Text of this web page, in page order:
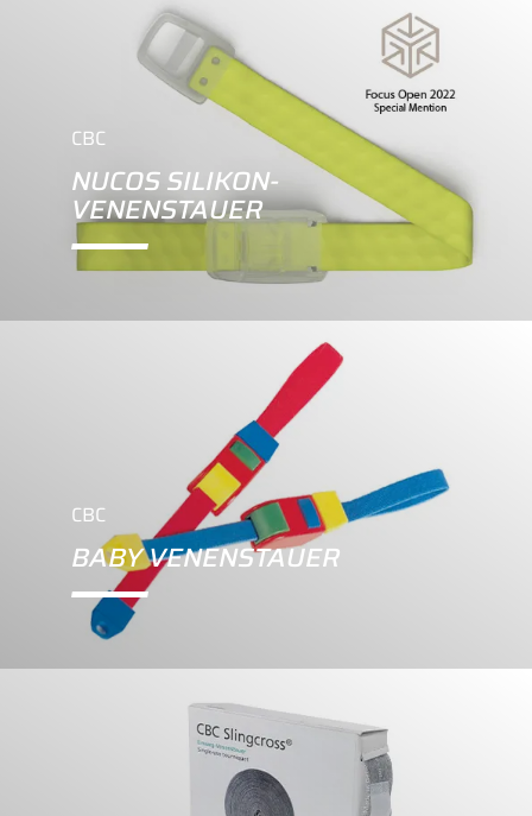
CBC
NUCOS SILIKON-
VENENSTAUER
CBC
BABY VENENSTAUER